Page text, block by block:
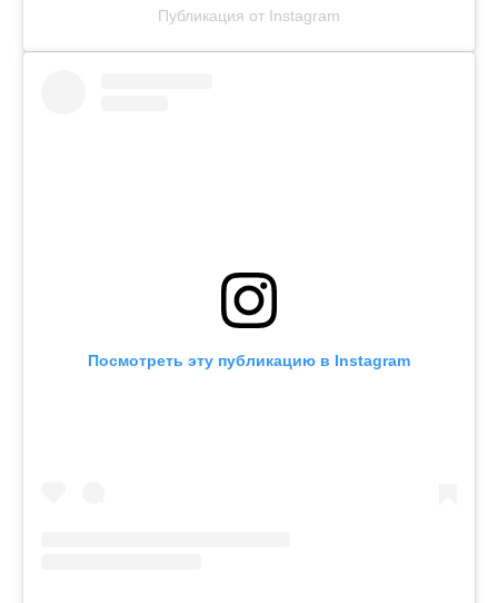
Публикация от Instagram
Посмотреть эту публикацию в Instagram